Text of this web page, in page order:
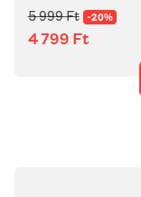
5 999Ft -20%
4 799 Ft